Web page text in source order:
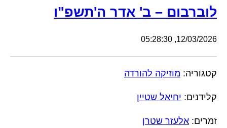
לוברבום – ב' אדר ה'תשפ"ו
12/03/2026, 05:28:30
קטגוריה: מוזיקה להורדה
קלידנים: יחיאל שטיין
זמרים: אלעזר שטרן